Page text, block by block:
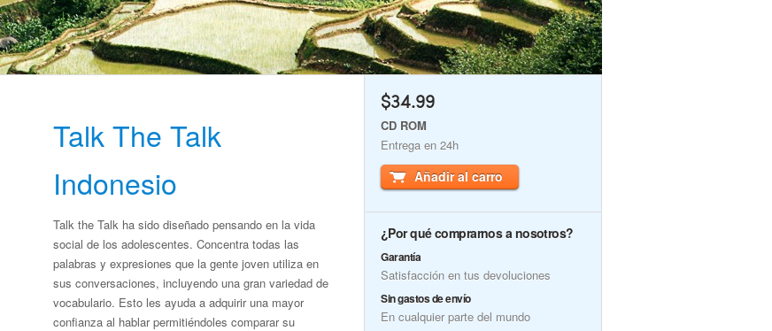
Talk The Talk
Indonesio
Talk the Talk ha sido diseñado pensando en la vida
social de los adolescentes. Concentra todas las
palabras y expresiones que la gente joven utiliza en
sus conversaciones, incluyendo una gran variedad de
vocabulario. Esto les ayuda a adquirir una mayor
confianza al hablar permitiéndoles comparar su
$34.99
CD ROM
Entrega en 24h
Añadir al carro
¿Por qué comprarnos a nosotros?
Garantía
Satisfacción en tus devoluciones
Sin gastos de envío
En cualquier parte del mundo